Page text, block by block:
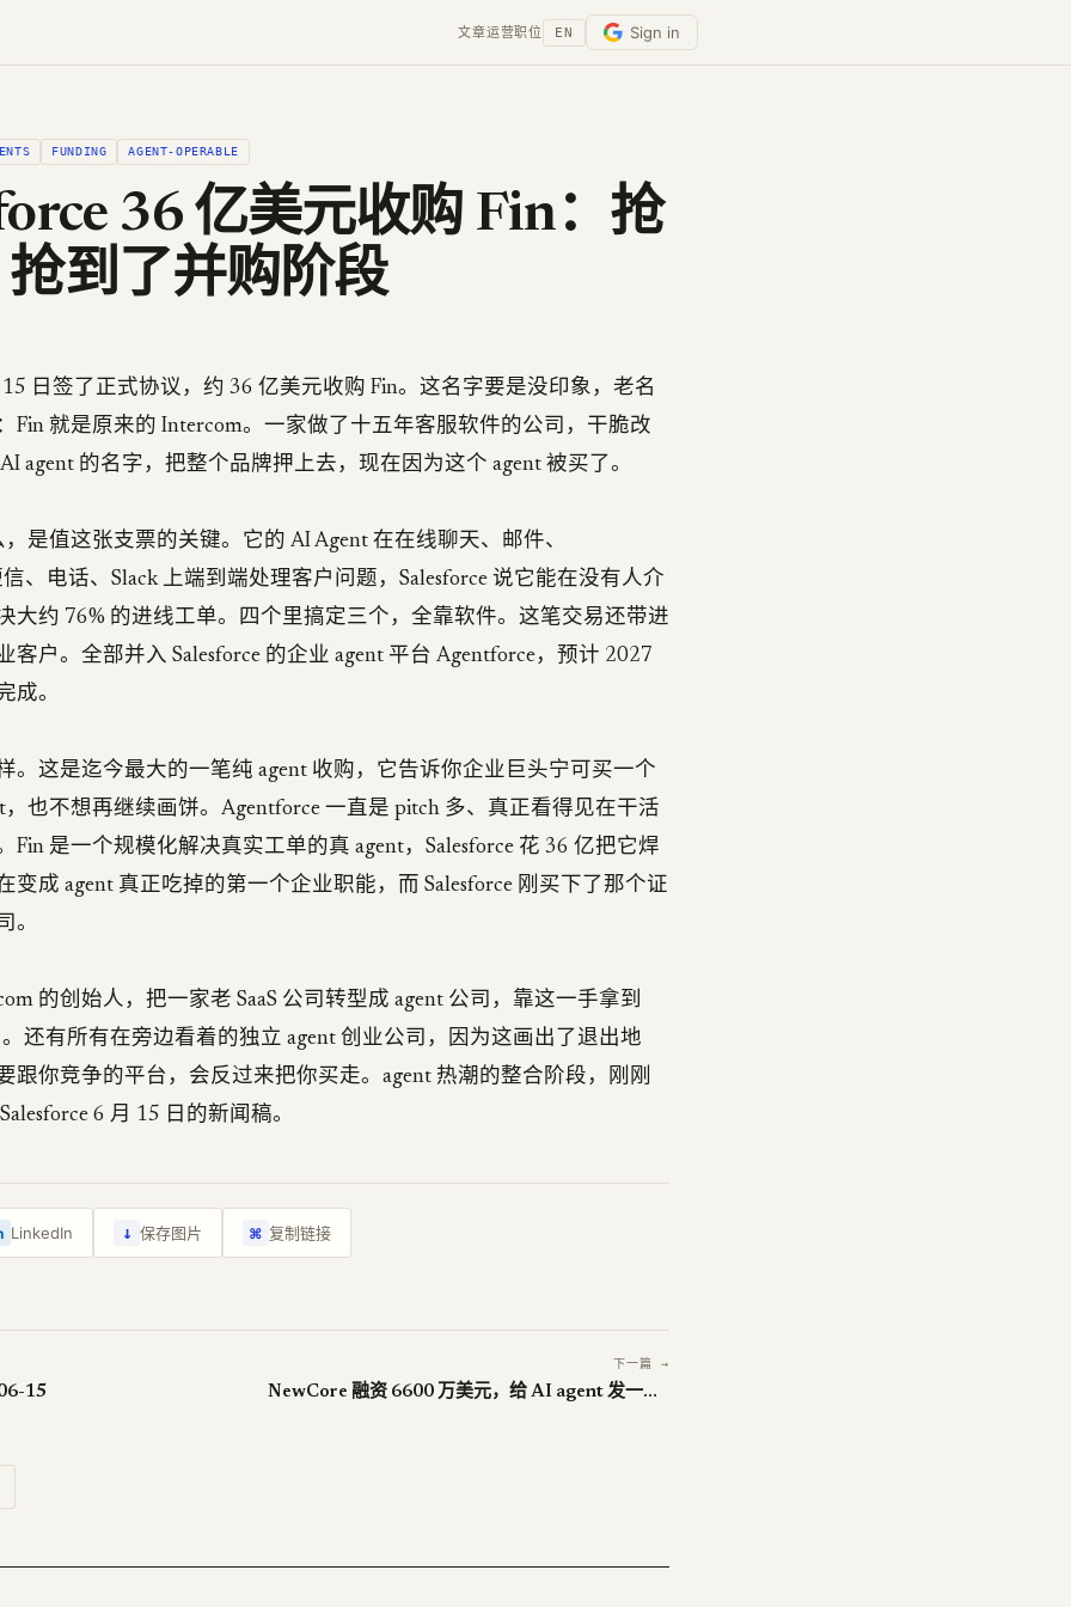
文章运营职位 EN Sign in
FUNDING AGENT-OPERABLE
36 亿美元收购 Fin：抢
抢到了并购阶段
15 日签了正式协议，约 36 亿美元收购 Fin。这名字要是没印象，老名
Fin 就是原来的 Intercom。一家做了十五年客服软件的公司，干脆改
agent 的名字，把整个品牌押上去，现在因为这个 agent 被买了。
是值这张支票的关键。它的 AI Agent 在在线聊天、邮件、
、电话、Slack 上端到端处理客户问题，Salesforce 说它能在没有人介
大约 76% 的进线工单。四个里搞定三个，全靠软件。这笔交易还带进
客户。全部并入 Salesforce 的企业 agent 平台 Agentforce，预计 2027
成。
。这是迄今最大的一笔纯 agent 收购，它告诉你企业巨头宁可买一个
，也不想再继续画饼。Agentforce 一直是 pitch 多、真正看得见在干活
Fin 是一个规模化解决真实工单的真 agent，Salesforce 花 36 亿把它焊
变成 agent 真正吃掉的第一个企业职能，而 Salesforce 刚买下了那个证
。
的创始人，把一家老 SaaS 公司转型成 agent 公司，靠这一手拿到
还有所有在旁边看着的独立 agent 创业公司，因为这画出了退出地
跟你竞争的平台，会反过来把你买走。agent 热潮的整合阶段，刚刚
6 月 15 日的新闻稿。
LinkedIn ↓ 保存图片 ⌘ 复制链接
15
下一篇 →
NewCore 融资 6600 万美元，给 AI agent 发一张工牌